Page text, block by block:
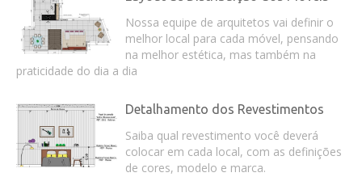
Nossa equipe de arquitetos vai definir o
melhor local para cada móvel, pensando
na melhor estética, mas também na
praticidade do dia a dia
Detalhamento dos Revestimentos
Saiba qual revestimento você deverá
colocar em cada local, com as definições
de cores, modelo e marca.